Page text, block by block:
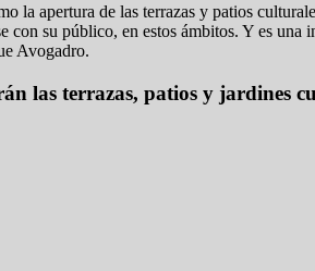
la apertura de las terrazas y patios
con su público, en estos ámbitos. Y es
Avogadro.
las terrazas, patios y jardines